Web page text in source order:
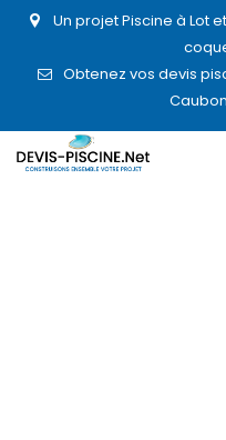
Un projet Piscine à Lot
Obtenez vos devis